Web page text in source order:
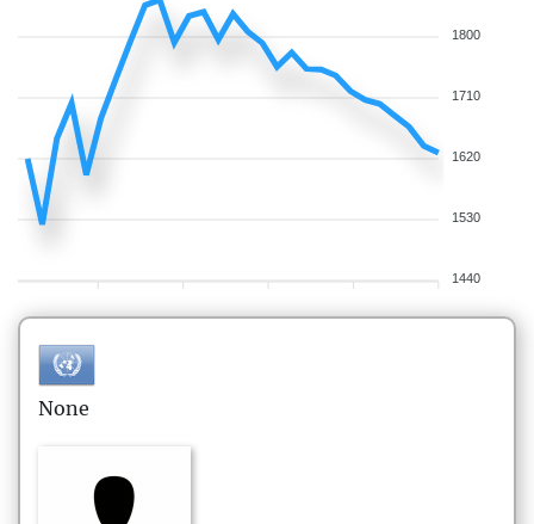
1800
1710
1620
1530
1440
None